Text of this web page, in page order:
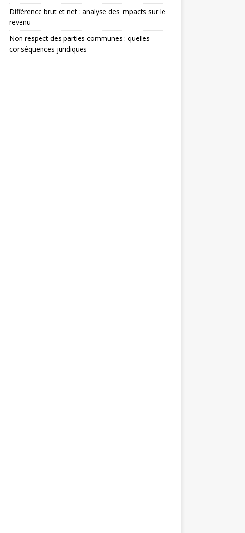
Différence brut et net : analyse des impacts sur le
revenu
Non respect des parties communes : quelles
conséquences juridiques